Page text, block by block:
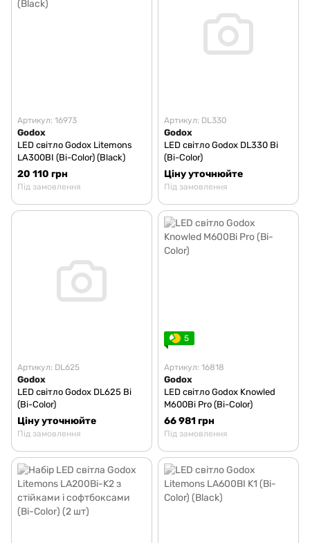
Артикул: 16973
Godox
LED світло Godox Litemons
LA300BI (Bi-Color) (Black)
20 110 грн
Під замовлення
Артикул: DL330
Godox
LED світло Godox DL330 Bi
(Bi-Color)
Ціну уточнюйте
Під замовлення
Артикул: DL625
Godox
LED світло Godox DL625 Bi
(Bi-Color)
Ціну уточнюйте
Під замовлення
5
Артикул: 16818
Godox
LED світло Godox Knowled
M600Bi Pro (Bi-Color)
66 981 грн
Під замовлення